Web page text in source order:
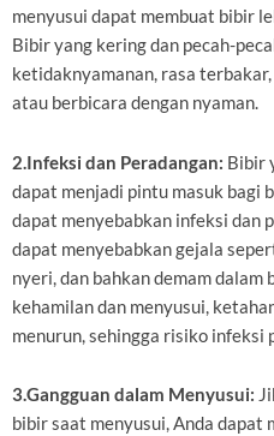
menyusui dapat membuat bibir
Bibir yang kering dan pecah-
ketidaknyamanan, rasa
atau berbicara dengan nyaman.
2.Infeksi dan Peradangan: Bibir
dapat menjadi pintu masuk bagi
dapat menyebabkan infeksi dan
dapat menyebabkan gejala
nyeri, dan bahkan demam dalam
kehamilan dan menyusui,
menurun, sehingga risiko infeksi
3.Gangguan dalam Menyusui:
bibir saat menyusui, Anda dapat